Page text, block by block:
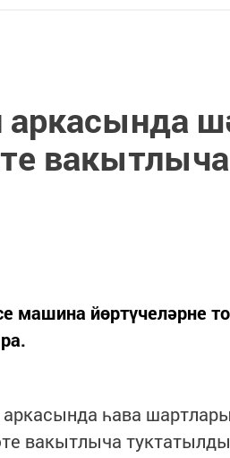
аркасында
вакытлыча
машина йөртүчеләрне
аркасында һава
вакытлыча